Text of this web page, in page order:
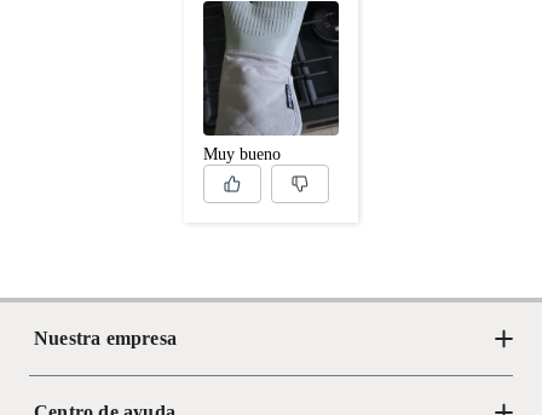
Muy bueno
Nuestra empresa